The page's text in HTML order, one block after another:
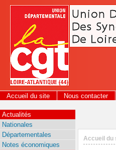
Panneau de gestion des cookies
Accueil du site Nous contacter
Accueil du
Actualités
Nationales
Départementales
Notes économiques